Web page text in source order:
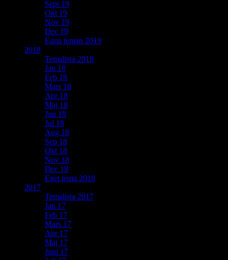
Sept 19
Okt 19
Nov 19
Dec 19
Egna teman 2019
2018
Temalista 2018
Jan 18
Feb 18
Mars 18
Apr 18
Maj 18
Jun 18
Jul 18
Aug 18
Sep 18
Okt 18
Nov 18
Dec 18
Eget tema 2018
2017
Temalista 2017
Jan 17
Feb 17
Mars 17
Apr 17
Maj 17
Juni 17